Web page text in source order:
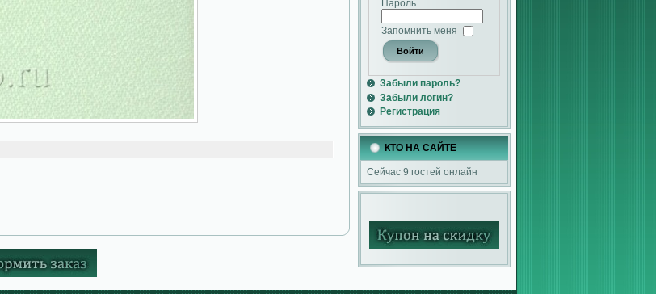
Пароль
Запомнить меня
Забыли пароль?
Забыли логин?
Регистрация
КТО НА САЙТЕ
Сейчас 9 гостей онлайн